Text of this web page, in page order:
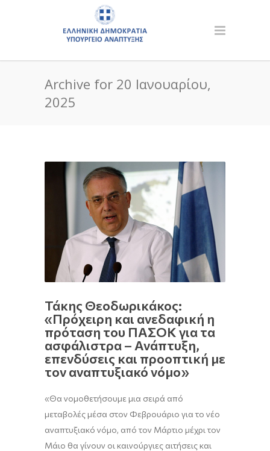
Archive for 20 Ιανουαρίου,
2025
Τάκης Θεοδωρικάκος:
«Πρόχειρη και ανεδαφική η
πρόταση του ΠΑΣΟΚ για τα
ασφάλιστρα – Ανάπτυξη,
επενδύσεις και προοπτική με
τον αναπτυξιακό νόμο»
«Θα νομοθετήσουμε μια σειρά από
μεταβολές μέσα στον Φεβρουάριο για το νέο
αναπτυξιακό νόμο, από τον Μάρτιο μέχρι τον
Μάιο θα γίνουν οι καινούργιες αιτήσεις και